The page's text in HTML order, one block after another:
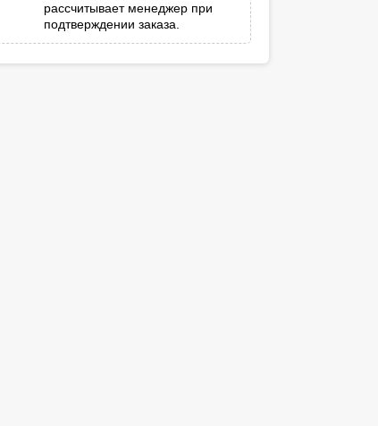
рассчитывает менеджер при
подтверждении заказа.